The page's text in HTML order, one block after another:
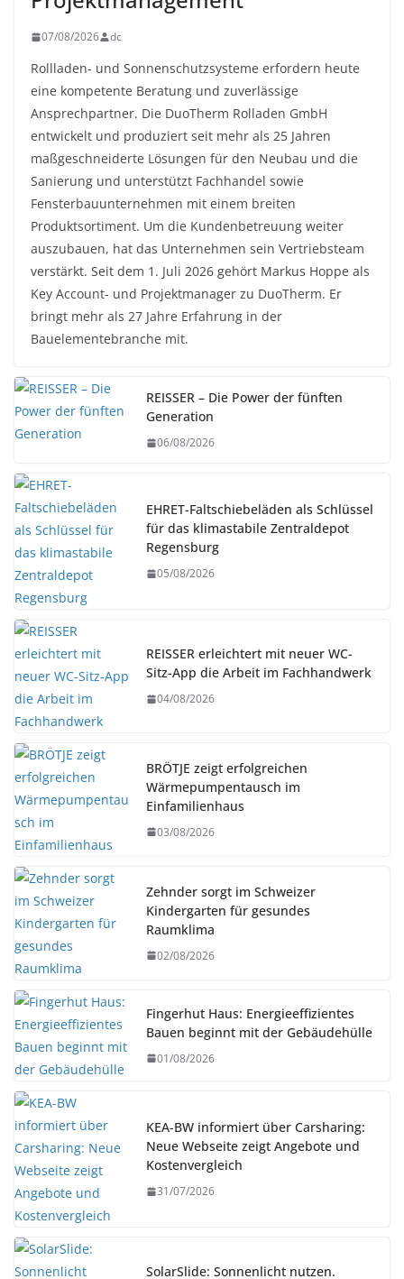
07/08/2026 dc
Rollladen- und Sonnenschutzsysteme erfordern heute
eine kompetente Beratung und zuverlässige
Ansprechpartner. Die DuoTherm Rolladen GmbH
entwickelt und produziert seit mehr als 25 Jahren
maßgeschneiderte Lösungen für den Neubau und die
Sanierung und unterstützt Fachhandel sowie
Fensterbauunternehmen mit einem breiten
Produktsortiment. Um die Kundenbetreuung weiter
auszubauen, hat das Unternehmen sein Vertriebsteam
verstärkt. Seit dem 1. Juli 2026 gehört Markus Hoppe als
Key Account- und Projektmanager zu DuoTherm. Er
bringt mehr als 27 Jahre Erfahrung in der
Bauelementebranche mit.
REISSER – Die Power der fünften
Generation
06/08/2026
EHRET-Faltschiebeläden als Schlüssel
für das klimastabile Zentraldepot
Regensburg
05/08/2026
REISSER erleichtert mit neuer WC-
Sitz-App die Arbeit im Fachhandwerk
04/08/2026
BRÖTJE zeigt erfolgreichen
Wärmepumpentausch im
Einfamilienhaus
03/08/2026
Zehnder sorgt im Schweizer
Kindergarten für gesundes
Raumklima
02/08/2026
Fingerhut Haus: Energieeffizientes
Bauen beginnt mit der Gebäudehülle
01/08/2026
KEA-BW informiert über Carsharing:
Neue Webseite zeigt Angebote und
Kostenvergleich
31/07/2026
SolarSlide: Sonnenlicht nutzen.